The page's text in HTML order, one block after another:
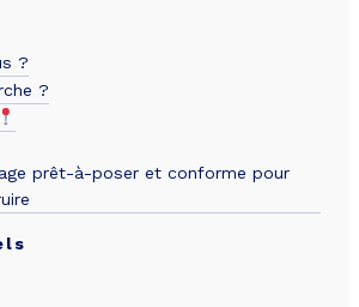
?
?
prêt-à-poser et conforme pour